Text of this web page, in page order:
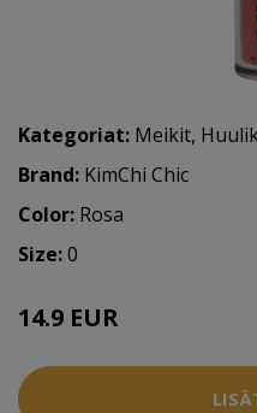
Kategoriat: Meikit,
Brand: KimChi Chic
Color: Rosa
Size:0
14.9 EUR